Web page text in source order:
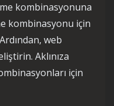
kombinasyonuna
kombinasyonu için
web
Aklınıza
için